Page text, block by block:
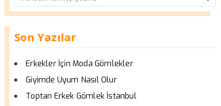
Son Yazılar
Erkekler İçin Moda Gömlekler
Giyimde Uyum Nasıl Olur
Toptan Erkek Gömlek İstanbul